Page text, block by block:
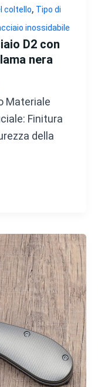
coltello, Tipo di
inossidabile
D2 con
nera
Materiale
Finitura
della